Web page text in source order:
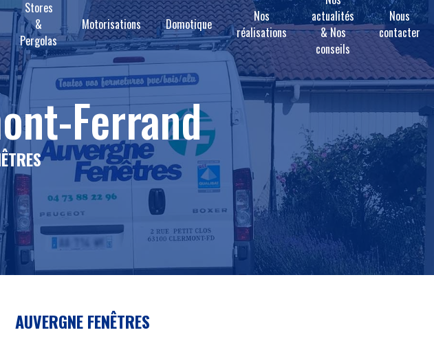
Stores
&
Pergolas
Motorisations Domotique
Nos
réalisations
actualités
& Nos
conseils
Nous
contacter
Ferrand
AUVERGNE FENÊTRES